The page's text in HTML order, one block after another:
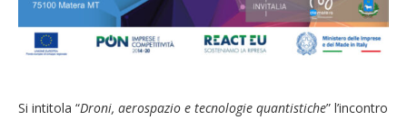
Si intitola “Droni, aerospazio e tecnologie quantistiche” l’incontro